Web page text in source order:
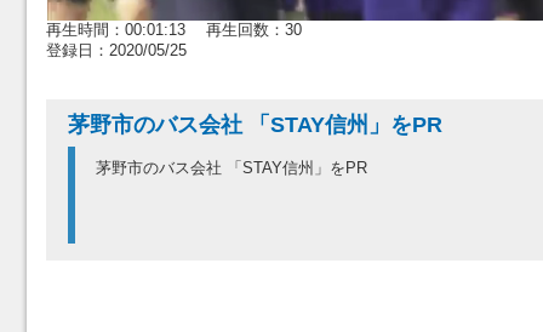
再生時間：00:01:13 再生回数：30
登録日：2020/05/25
茅野市のバス会社 「STAY信州」をPR
茅野市のバス会社 「STAY信州」をPR